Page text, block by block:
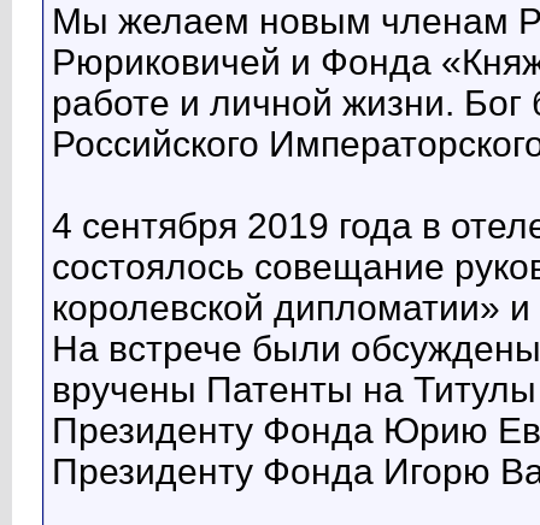
Мы желаем новым членам
Рюриковичей и Фонда
работе и личной жизни. Бог
Российского
4 сентября 2019 года в
состоялось совещание
королевской дипломатии»
На встрече были
вручены Патенты на
Президенту Фонда Юрию
Президенту Фонда Игорю